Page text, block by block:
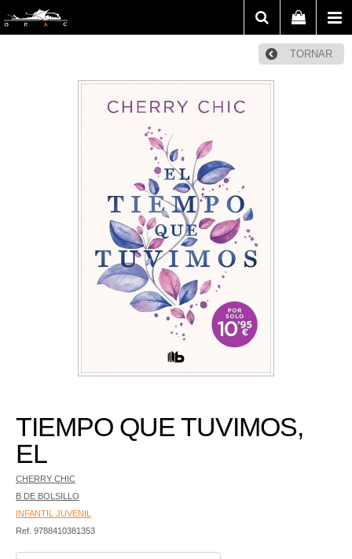
TORNAR
TIEMPO QUE TUVIMOS,
EL
CHERRY CHIC
B DE BOLSILLO
INFANTIL JUVENIL
Ref. 9788410381353